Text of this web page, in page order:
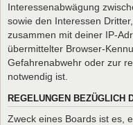
Interessenabwägung
sowie den Interessen
zusammen mit deiner IP-
übermittelter Browser-
Gefahrenabwehr oder zur
notwendig ist.
REGELUNGEN BEZÜGLICH
Zweck eines Boards ist es,